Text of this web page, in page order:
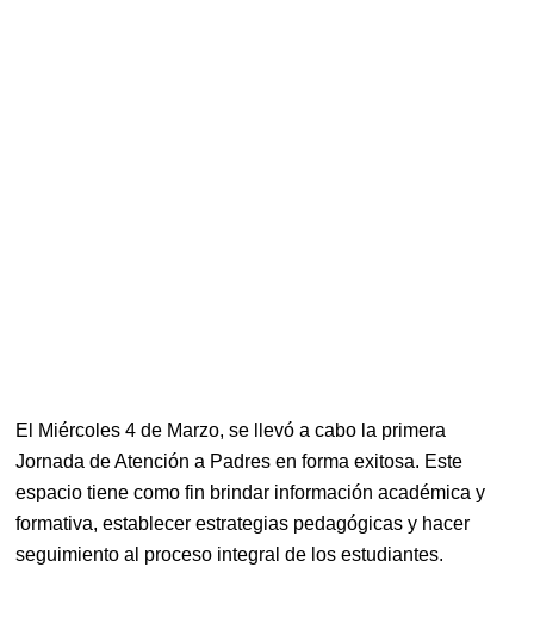
El Miércoles 4 de Marzo, se llevó a cabo la primera
Jornada de Atención a Padres en forma exitosa. Este
espacio tiene como fin brindar información académica y
formativa, establecer estrategias pedagógicas y hacer
seguimiento al proceso integral de los estudiantes.